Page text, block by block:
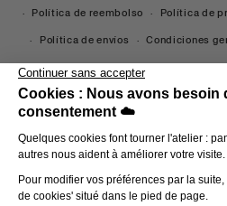
Política de reembolso
Política de
Política de envíos
Condiciones
Datos de